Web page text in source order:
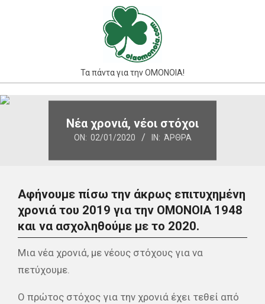
Τα πάντα για την ΟΜΟΝΟΙΑ!
Primary
Νέα χρονιά, νέοι στόχοι
ON: 02/01/2020 IN: ΆΡΘΡΑ
Αφήνουμε πίσω την άκρως επιτυχημένη
χρονιά του 2019 για την ΟΜΟΝΟΙΑ 1948
και να ασχοληθούμε με το 2020.
Μια νέα χρονιά, με νέους στόχους για να
πετύχουμε.
Ο πρώτος στόχος για την χρονιά έχει τεθεί από